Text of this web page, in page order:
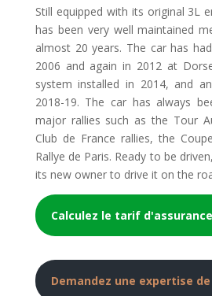
Still equipped with its original 3L
has been very well maintained
almost 20 years. The car has
2006 and again in 2012 at
system installed in 2014, and
2018-19. The car has always
major rallies such as the Tour
Club de France rallies, the
Rallye de Paris. Ready to be
its new owner to drive it on the
Calculez le tarif
Demandez une expertise